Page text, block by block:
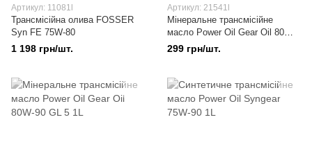
Артикул: 11081l
Трансмісійна олива FOSSER
Syn FE 75W-80
1 198 грн/шт.
Артикул: 21541l
Мінеральне трансмісійне
масло Power Oil Gear Oil 80W-
90 GL 4 1L
299 грн/шт.